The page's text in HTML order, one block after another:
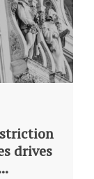
drives